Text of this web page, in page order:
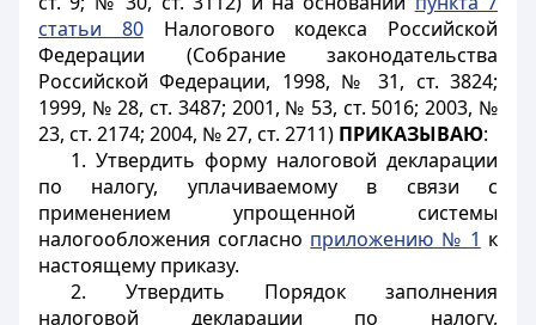
статьи 80Налогового кодекса Российской
Федерации (Собрание законодательства
Российской Федерации, 1998, № 31, ст. 3824;
1999, № 28, ст. 3487; 2001, № 53, ст. 5016; 2003, №
23, ст. 2174; 2004, № 27, ст. 2711) ПРИКАЗЫВАЮ:
1. Утвердить форму налоговой декларации
по налогу, уплачиваемому в связи с
применением упрощенной системы
налогообложения согласно приложению № 1 к
настоящему приказу.
2. Утвердить Порядок заполнения
налоговой декларации по налогу,